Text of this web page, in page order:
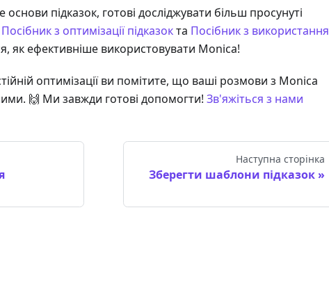
основи підказок, готові досліджувати більш просунуті
Посібник з оптимізації підказокта Посібник з використання
як ефективніше використовувати Monica!
оптимізації ви помітите, що ваші розмови з Monica
🙌 Ми завжди готові допомогти! Зв'яжіться з нами
Наступна сторінка
Зберегти шаблони підказок